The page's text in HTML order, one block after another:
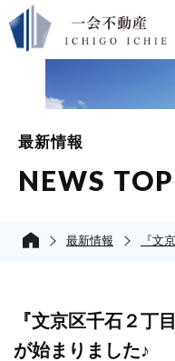
最新情報
NEWS
最新情報
『文京区千石２丁
が始まりました♪